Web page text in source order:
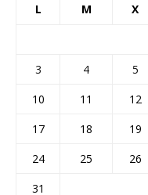
L M X
3
4 5
10
11 12
17
18 19
24
25 26
31